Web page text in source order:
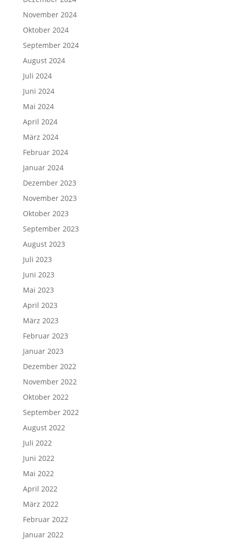
November 2024
Oktober 2024
September 2024
August 2024
Juli 2024
Juni 2024
Mai 2024
April 2024
März 2024
Februar 2024
Januar 2024
Dezember 2023
November 2023
Oktober 2023
September 2023
August 2023
Juli 2023
Juni 2023
Mai 2023
April 2023
März 2023
Februar 2023
Januar 2023
Dezember 2022
November 2022
Oktober 2022
September 2022
August 2022
Juli 2022
Juni 2022
Mai 2022
April 2022
März 2022
Februar 2022
Januar 2022